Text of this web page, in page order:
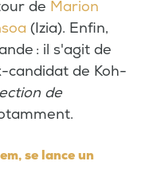
de Marion
(Izia). Enfin,
: il s'agit de
candidat de Koh-
de
se lance un